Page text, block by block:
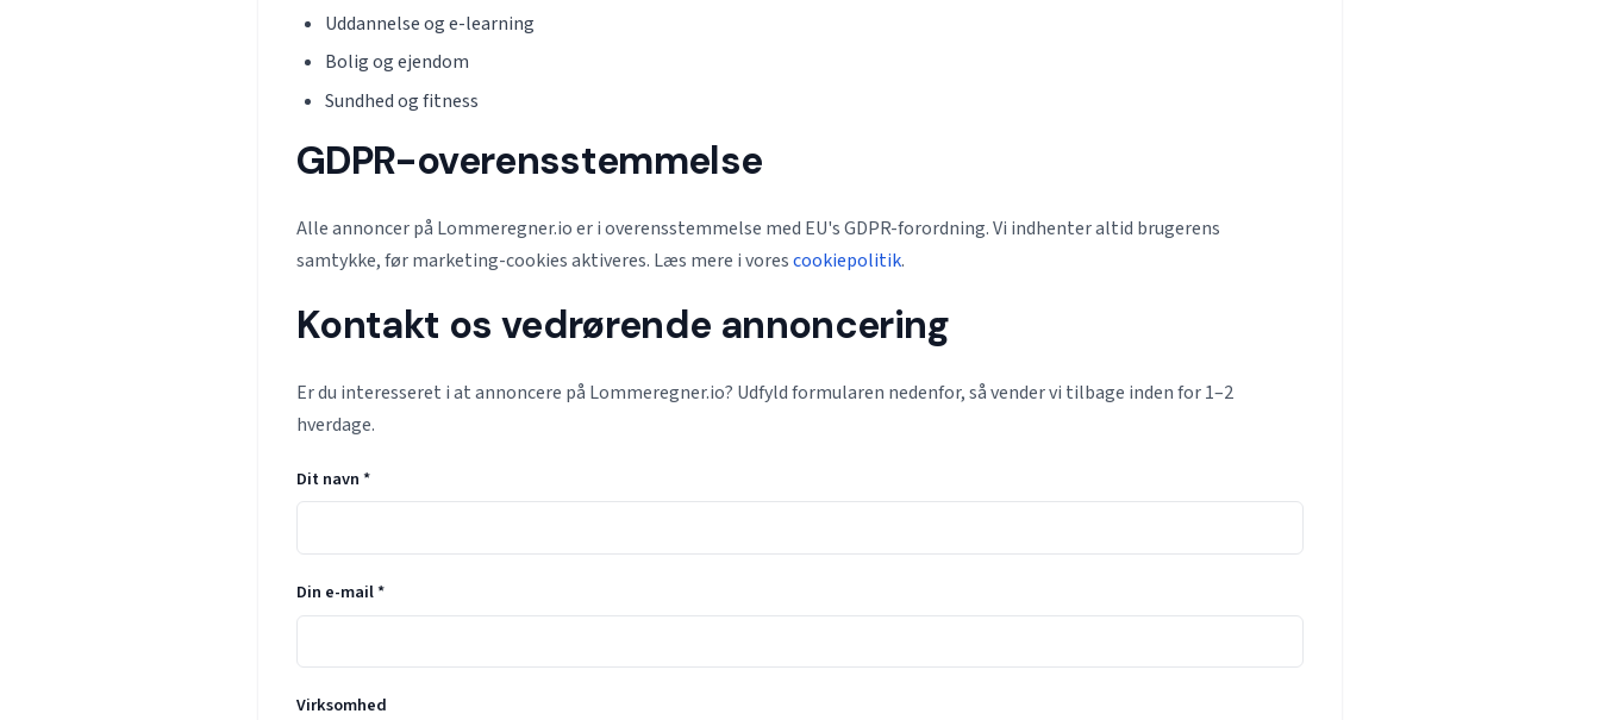
Uddannelse og e-learning
Bolig og ejendom
Sundhed og fitness
GDPR-overensstemmelse
Alle annoncer på Lommeregner.io er i overensstemmelse med EU's GDPR-forordning. Vi indhenter altid brugerens
samtykke, før marketing-cookies aktiveres. Læs mere i vorescookiepolitik.
Kontakt os vedrørende annoncering
Er du interesseret i at annoncere på Lommeregner.io? Udfyld formularen nedenfor, så vender vi tilbage inden for 1–2
hverdage.
Dit navn *
Din e-mail *
Virksomhed